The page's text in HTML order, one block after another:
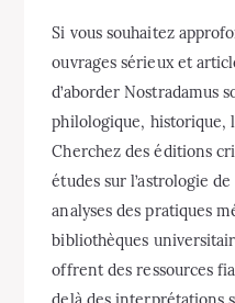
Si vous souhaitez
ouvrages sérieux et
d’aborder Nostradamus
philologique,
Cherchez des éditions
études sur l’astrologie
analyses des pratiques
bibliothèques
offrent des ressources